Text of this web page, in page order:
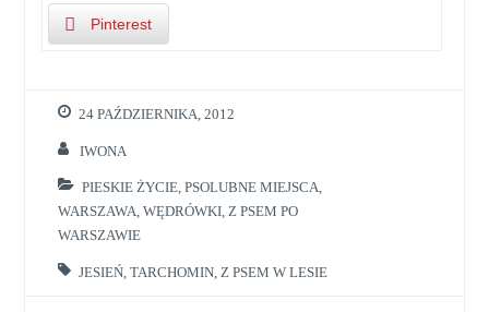
Pinterest
24 PAŹDZIERNIKA, 2012
IWONA
PIESKIE ŻYCIE ,PSOLUBNE MIEJSCA
WARSZAWA ,WĘDRÓWKI Z PSEM PO
WARSZAWIE
JESIEŃ ,TARCHOMIN Z PSEM W LESIE